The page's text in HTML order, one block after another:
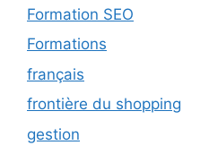
Formation SEO
Formations
français
frontière du shopping
gestion